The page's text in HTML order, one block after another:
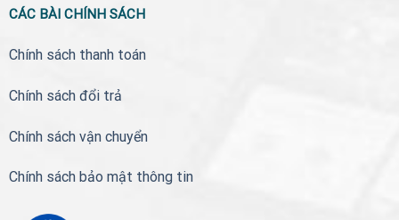
CÁC BÀI CHÍNH SÁCH
Chính sách thanh toán
Chính sách đổi trả
Chính sách vận chuyển
Chính sách bảo mật thông tin